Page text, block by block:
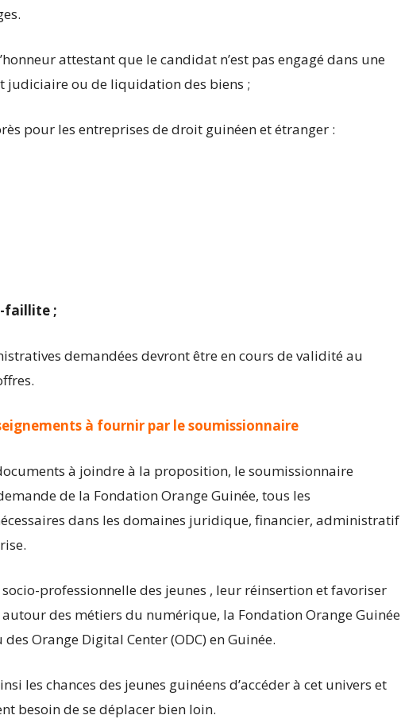
attestant que le candidat n’est pas engagé dans une
judiciaire ou de liquidation des biens ;
pour les entreprises de droit guinéen et étranger :
faillite ;
demandées devront être en cours de validité au
à fournir par le soumissionnaire
à joindre à la proposition, le soumissionnaire
de la Fondation Orange Guinée, tous les
dans les domaines juridique, financier, administratif
professionnelle des jeunes , leur réinsertion et favoriser
autour des métiers du numérique, la Fondation Orange Guinée
Orange Digital Center (ODC) en Guinée.
les chances des jeunes guinéens d’accéder à cet univers et
besoin de se déplacer bien loin.